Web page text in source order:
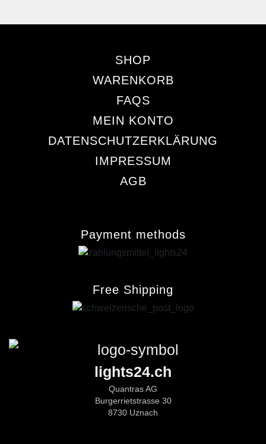
SHOP
WARENKORB
FAQS
MEIN KONTO
DATENSCHUTZERKLÄRUNG
IMPRESSUM
AGB
Payment methods
Free Shipping
lights24.ch
Quantras AG
Burgerrietstrasse 30
8730 Uznach